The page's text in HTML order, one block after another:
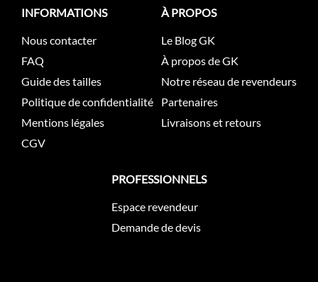
INFORMATIONS
Nous contacter
FAQ
Guide des tailles
Politique de confidentialité
Mentions légales
CGV
À PROPOS
Le Blog GK
À propos de GK
Notre réseau de revendeurs
Partenaires
Livraisons et retours
PROFESSIONNELS
Espace revendeur
Demande de devis